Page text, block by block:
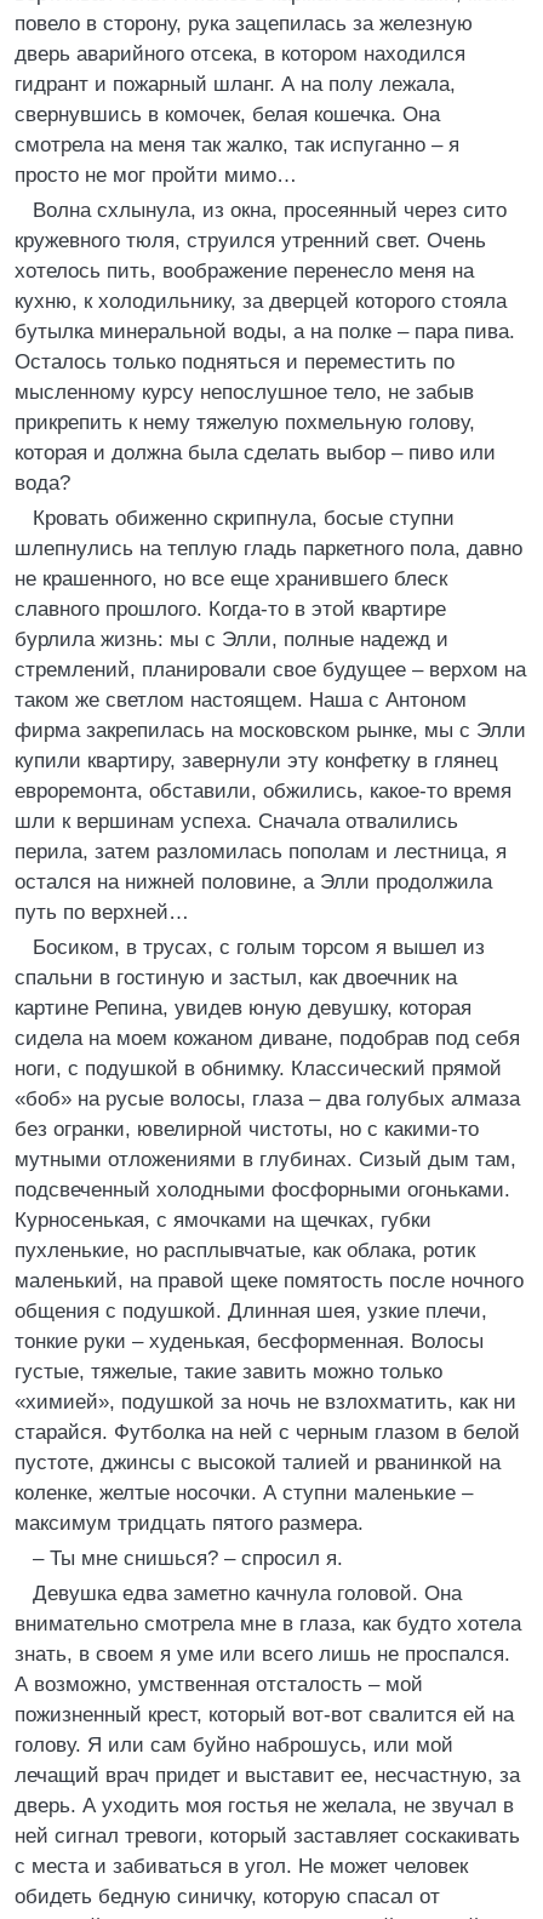
повело в сторону, рука зацепилась за железную
дверь аварийного отсека, в котором находился
гидрант и пожарный шланг. А на полу лежала,
свернувшись в комочек, белая кошечка. Она
смотрела на меня так жалко, так испуганно – я
просто не мог пройти мимо…
Волна схлынула, из окна, просеянный через сито
кружевного тюля, струился утренний свет. Очень
хотелось пить, воображение перенесло меня на
кухню, к холодильнику, за дверцей которого стояла
бутылка минеральной воды, а на полке – пара пива.
Осталось только подняться и переместить по
мысленному курсу непослушное тело, не забыв
прикрепить к нему тяжелую похмельную голову,
которая и должна была сделать выбор – пиво или
вода?
Кровать обиженно скрипнула, босые ступни
шлепнулись на теплую гладь паркетного пола, давно
не крашенного, но все еще хранившего блеск
славного прошлого. Когда-то в этой квартире
бурлила жизнь: мы с Элли, полные надежд и
стремлений, планировали свое будущее – верхом на
таком же светлом настоящем. Наша с Антоном
фирма закрепилась на московском рынке, мы с Элли
купили квартиру, завернули эту конфетку в глянец
евроремонта, обставили, обжились, какое-то время
шли к вершинам успеха. Сначала отвалились
перила, затем разломилась пополам и лестница, я
остался на нижней половине, а Элли продолжила
путь по верхней…
Босиком, в трусах, с голым торсом я вышел из
спальни в гостиную и застыл, как двоечник на
картине Репина, увидев юную девушку, которая
сидела на моем кожаном диване, подобрав под себя
ноги, с подушкой в обнимку. Классический прямой
«боб» на русые волосы, глаза – два голубых алмаза
без огранки, ювелирной чистоты, но с какими-то
мутными отложениями в глубинах. Сизый дым там,
подсвеченный холодными фосфорными огоньками.
Курносенькая, с ямочками на щечках, губки
пухленькие, но расплывчатые, как облака, ротик
маленький, на правой щеке помятость после ночного
общения с подушкой. Длинная шея, узкие плечи,
тонкие руки – худенькая, бесформенная. Волосы
густые, тяжелые, такие завить можно только
«химией», подушкой за ночь не взлохматить, как ни
старайся. Футболка на ней с черным глазом в белой
пустоте, джинсы с высокой талией и рванинкой на
коленке, желтые носочки. А ступни маленькие –
максимум тридцать пятого размера.
– Ты мне снишься? – спросил я.
Девушка едва заметно качнула головой. Она
внимательно смотрела мне в глаза, как будто хотела
знать, в своем я уме или всего лишь не проспался.
А возможно, умственная отсталость – мой
пожизненный крест, который вот-вот свалится ей на
голову. Я или сам буйно наброшусь, или мой
лечащий врач придет и выставит ее, несчастную, за
дверь. А уходить моя гостья не желала, не звучал в
ней сигнал тревоги, который заставляет соскакивать
с места и забиваться в угол. Не может человек
обидеть бедную синичку, которую спасал от